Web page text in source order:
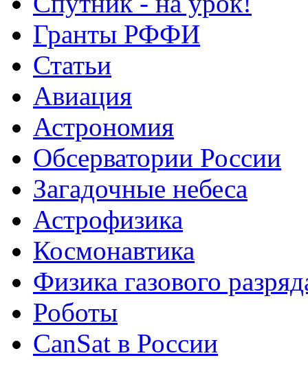
Гранты РФФИ
Статьи
Авиация
Астрономия
Обсерватории России
Загадочные небеса
Астрофизика
Космонавтика
Физика газового
Роботы
CanSat в России